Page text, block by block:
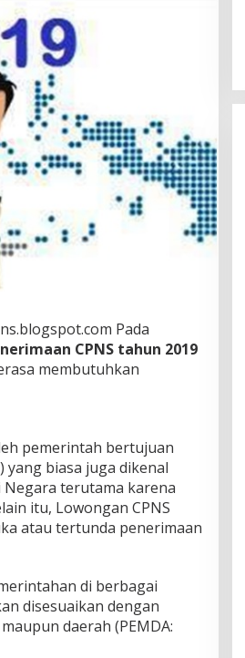
Pada
CPNS tahun 2019
membutuhkan
pemerintah bertujuan
biasa juga dikenal
Negara terutama karena
itu, Lowongan CPNS
atau tertunda penerimaan
di berbagai
disesuaikan dengan
daerah (PEMDA: